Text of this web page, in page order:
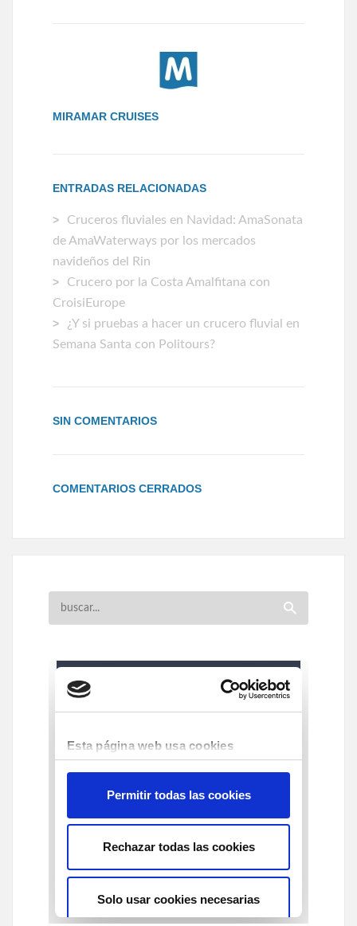
MIRAMAR CRUISES
ENTRADAS RELACIONADAS
Cruceros fluviales en Navidad: AmaSonata
de AmaWaterways por los mercados
navideños del Rin
Crucero por la Costa Amalfitana con
CroisiEurope
¿Y si pruebas a hacer un crucero fluvial en
Semana Santa con Politours?
SIN COMENTARIOS
COMENTARIOS CERRADOS